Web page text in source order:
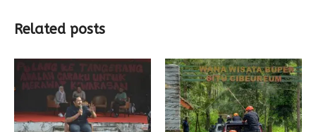
Related posts